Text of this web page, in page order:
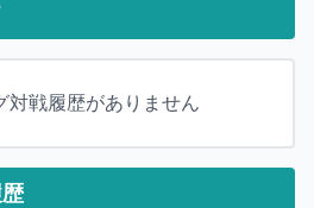
対戦履歴がありません